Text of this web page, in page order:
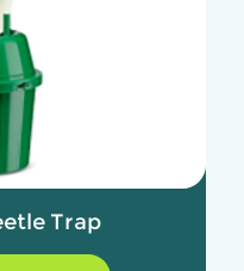
Trap